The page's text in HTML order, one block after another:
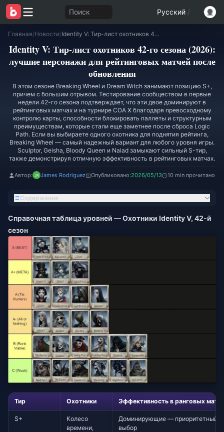
Поиск Русский /
Главная/Новости/ Identity V: Тир-лист охотников 42-го сезона (2026): лучшие персонажи для рейтинговых матчей после обновления
Identity V: Тир-лист охотников 42-го сезона (2026):
лучшие персонажи для рейтинговых матчей после
обновления
В этом сезоне Breaking Wheel и Dream Witch занимают позицию S+,
причем с большим отрывом. Тестирование сообществом в первые
недели 42-го сезона подтверждает, что эти двое доминируют в
рейтинговых матчах и на турнире COA X благодаря превосходному
контролю карты, способности блокировать паллеты и структурным
преимуществам, которые стали еще заметнее после сброса Logic
Path. Если вы выбираете одного охотника для поднятия рейтинга,
Breaking Wheel — самый надежный вариант для любого уровня игры.
Sculptor, Geisha, Bloody Queen и Naiad замыкают сильный S-тир,
также демонстрируя отличную эффективность в рейтинговых матчах.
Автор: James Rodriguez Опубликовано:2026/05/13 10 min прочитано
Содержание
Справочная таблица уровней — Охотники Identity V, 42-й
сезон
Тир Охотники Эффективность в ранговых
S+
Колесо
времени,
Доминирующие — приоритетный
выбор